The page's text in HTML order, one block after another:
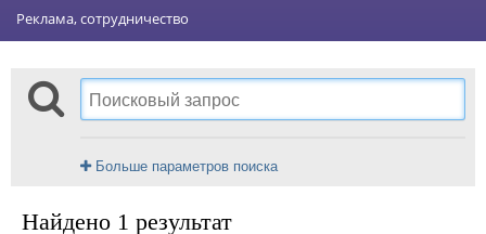
Реклама, сотрудничество
Больше параметров поиска
Найдено 1 результат